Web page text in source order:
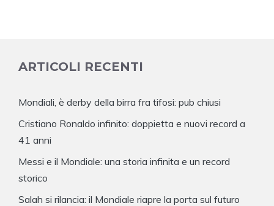
ARTICOLI RECENTI
Mondiali, è derby della birra fra tifosi: pub chiusi
Cristiano Ronaldo infinito: doppietta e nuovi record a
41 anni
Messi e il Mondiale: una storia infinita e un record
storico
Salah si rilancia: il Mondiale riapre la porta sul futuro